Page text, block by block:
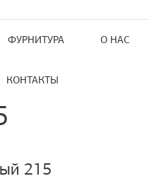
ФУРНИТУРА О НАС
КОНТАКТЫ
215